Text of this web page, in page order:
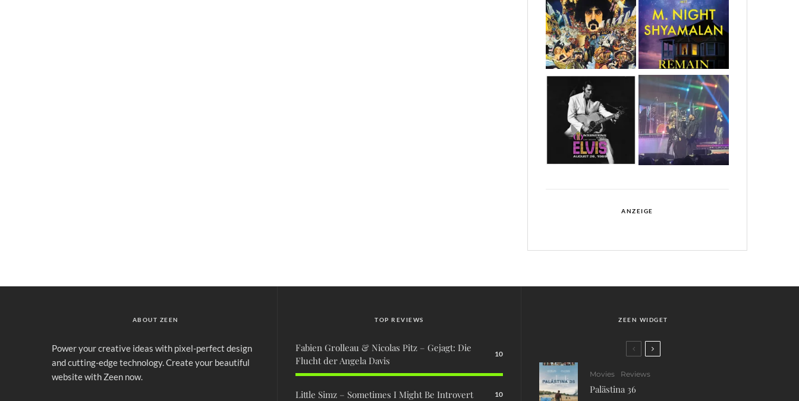
ANZEIGE
ABOUT ZEEN
Power your creative ideas with pixel-perfect design
and cutting-edge technology. Create your beautiful
website with Zeen now.
TOP REVIEWS
Fabien Grolleau & Nicolas Pitz – Gejagt: Die
Flucht der Angela Davis
10
Little Simz – Sometimes I Might Be Introvert 10
ZEEN WIDGET
Movies Reviews
Palästina 36